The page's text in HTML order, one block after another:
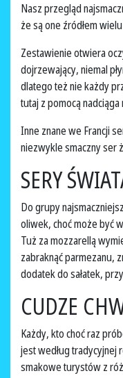
Nasz przegląd
że są one źródłem
Zestawienie otwiera
dojrzewający, niemal
dlatego też nie każdy
tutaj z pomocą
Inne znane we Francji
niezwykle smaczny ser
SERY
Do grupy
oliwek, choć może być
Tuż za mozzarellą
zabraknąć parmezanu,
dodatek do sałatek,
CUDZE
Każdy, kto choć raz
jest według tradycyjnej
smakowe turystów z